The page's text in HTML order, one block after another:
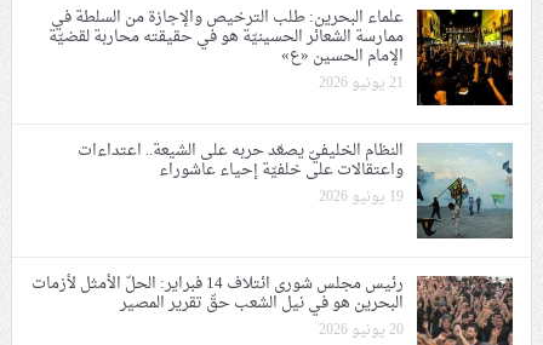
علماء البحرين: طلب الترخيص والإجازة من السلطة في
ممارسة الشعائر الحسينيّة هو في حقيقته محاربة لقضيّة
الإمام الحسين «ع»
21 يونيو 2026
النظام الخليفيّ يصعّد حربه على الشيعة.. اعتداءات
واعتقالات على خلفيّة إحياء عاشوراء
19 يونيو 2026
رئيس مجلس شورى ائتلاف 14 فبراير: الحلّ الأمثل لأزمات
البحرين هو في نيل الشعب حقّ تقرير المصير
20 يونيو 2026